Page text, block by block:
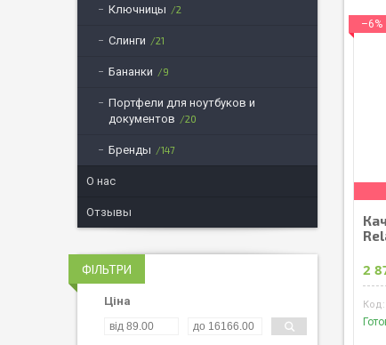
–6%
2
Ключницы 2
Слинги 21
Бананки 9
Портфели для ноутбуков и
документов
20
Бренды 147
О нас
Отзывы
ФІЛЬТРИ
Ціна